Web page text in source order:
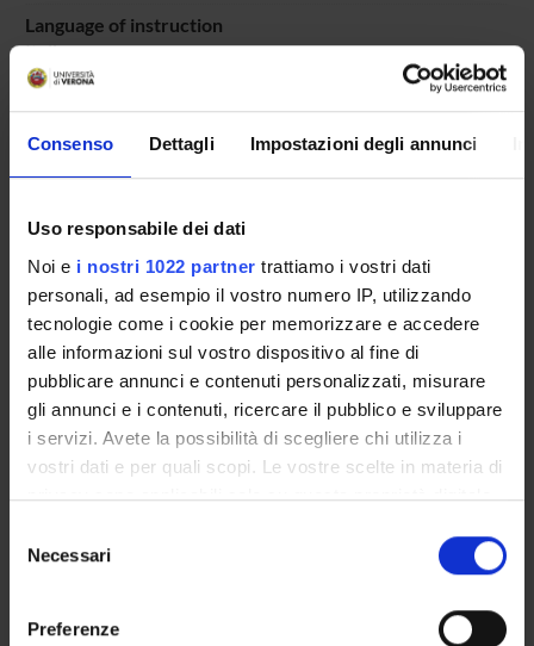
Consenso Dettagli Impostazioni degli annunci
Uso responsabile dei dati
Noi e i nostri 1022 partner trattiamo i vostri dati
personali, ad esempio il vostro numero IP, utilizzando
tecnologie come i cookie per memorizzare e accedere
alle informazioni sul vostro dispositivo al fine di
pubblicare annunci e contenuti personalizzati, misurare
gli annunci e i contenuti, ricercare il pubblico e sviluppare
i servizi. Avete la possibilità di scegliere chi utilizza i
vostri dati e per quali scopi. Le vostre scelte in materia di
privacy sono applicabili solo su questa proprietà digitale
modificare o revocare il proprio consenso in qualsiasi
momento dalla Dichiarazione sui cookie o facendo clic
delNecessari
Preferenze
Language of instruction
Italian
Period
not yet allocated
Course news
Seminars related to the course
To show the organization of the course that includes this
module, follow this link
Course organization
Overview
Enrolment Procedures and Admission Requirements
Degree Programme
Governing bodies